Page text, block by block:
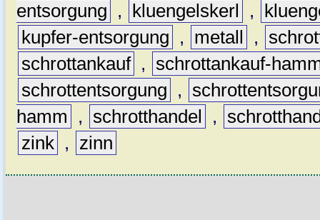
entsorgung
, kluengelskerl ,
kupfer-entsorgung
, metall ,
schrottankauf ,
schrottankauf-
schrottentsorgung
,
hamm
, schrotthandel ,
zink , zinn